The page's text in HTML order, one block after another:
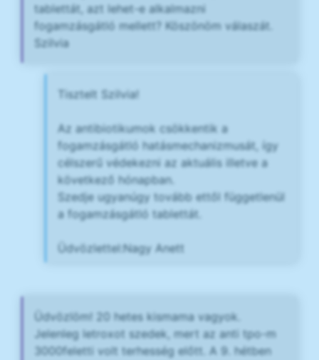
tablettát, azt lehet-e alkalmazni
fogamzásgátló mellett? Köszönöm válaszát.
Szilvia
Tisztelt Szilvia!
Az antibiotikumok csökkentik a
fogamzásgátló hatásmechanizmusát, így
célszerű védekezni az aktuális illetve a
következő hónapban.
Szedje ugyanúgy tovább ettől függetlenül
a fogamzásgátló tablettát.
Üdvözlettel:Nagy Anett
Üdvözlöm! 20 hetes kismama vagyok.
Jelenleg letroxot szedek, mert az anti tpo-m
3000feletti volt terhesség előtt. A 9. hétben